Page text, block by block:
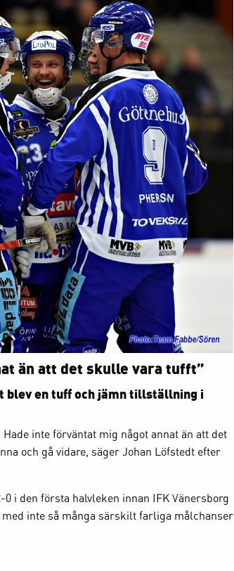
än att det skulle vara tufft”
blev en tuff och jämn tillställning i
inte förväntat mig något annat än att det
och gå vidare, säger Johan Löfstedt efter
i den första halvleken innan IFK Vänersborg
inte så många särskilt farliga målchanser